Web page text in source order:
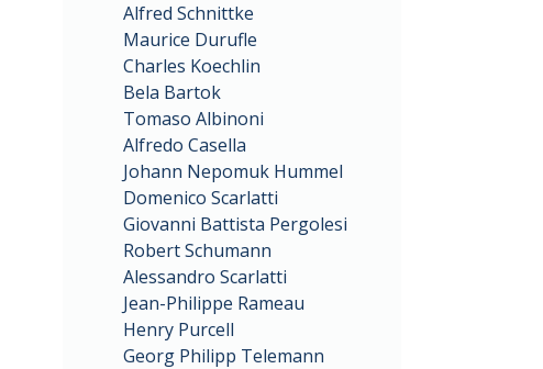
Alfred Schnittke
Maurice Durufle
Charles Koechlin
Bela Bartok
Tomaso Albinoni
Alfredo Casella
Johann Nepomuk Hummel
Domenico Scarlatti
Giovanni Battista Pergolesi
Robert Schumann
Alessandro Scarlatti
Jean-Philippe Rameau
Henry Purcell
Georg Philipp Telemann